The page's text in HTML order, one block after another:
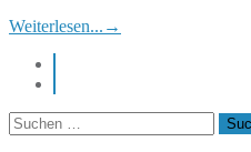
Weiterlesen... →
Suchen
nach: